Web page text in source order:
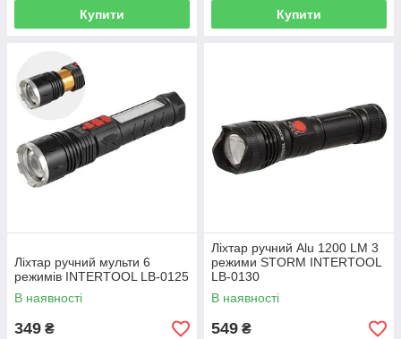
Купити Купити
Ліхтар ручний мульти 6
режимів INTERTOOL LB-0125
В наявності
349 ₴
Ліхтар ручний Alu 1200 LM 3
режими STORM INTERTOOL
LB-0130
В наявності
549 ₴